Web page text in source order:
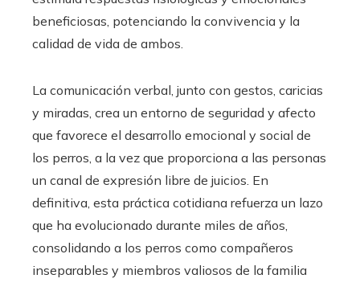
beneficiosas, potenciando la convivencia y la
calidad de vida de ambos.
La comunicación verbal, junto con gestos, caricias
y miradas, crea un entorno de seguridad y afecto
que favorece el desarrollo emocional y social de
los perros, a la vez que proporciona a las personas
un canal de expresión libre de juicios. En
definitiva, esta práctica cotidiana refuerza un lazo
que ha evolucionado durante miles de años,
consolidando a los perros como compañeros
inseparables y miembros valiosos de la familia